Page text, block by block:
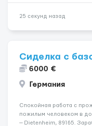
25 секунд назад
Сиделка с
6000 €
Германия
Спокойная работа с
пожилым человеком в
— Dietenheim, 89165.